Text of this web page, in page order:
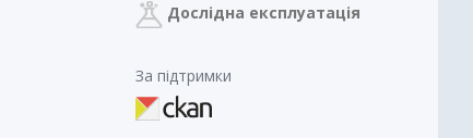
Дослідна експлуатація
За підтримки